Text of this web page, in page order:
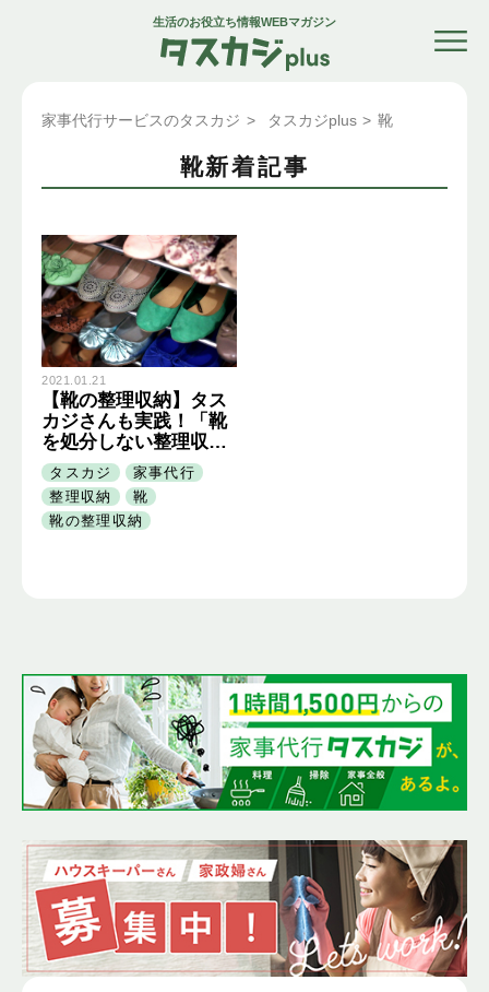
生活のお役立ち情報WEBマガジン
家事代行サービスのタスカジ > タスカジplus > 靴
靴新着記事
2021.01.21
【靴の整理収納】タス
カジさんも実践！「靴
を処分しない整理収
納」とは？
タスカジ
家事代行
整理収納
靴
靴の整理収納